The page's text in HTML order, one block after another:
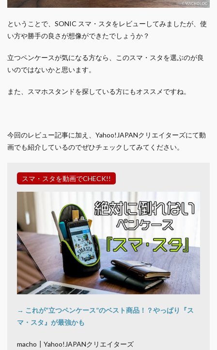
ということで、SONIC スマ・スタをレビューしてみましたが、使
い方や勝手の良さが想像ができたでしょうか？
立つペンケースが気になる方なら、このスマ・スタを選ぶのが良
いのではないかと思います。
また、スマホスタンドを探している方にもオススメですね。
今回のレビュー記事に加え、Yahoo!JAPANクリエイターズにて動
画でも紹介しているのでぜひチェックしてみてください。
スマ・スタを動画でCHECK!!
→ これが“立つペンケース”のベスト商品！？やっぱり『ス
マ・スタ』が最強かも
macho┃Yahoo!JAPANクリエイターズ